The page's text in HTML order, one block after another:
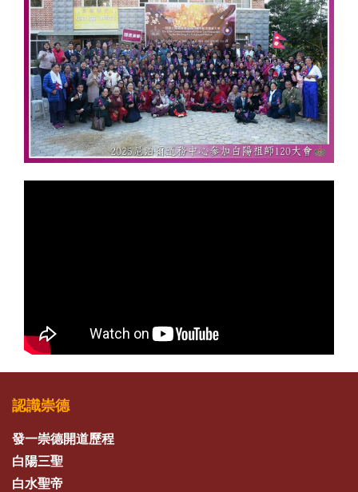
認識崇德
發一崇德開道歷程
白陽三聖
白水聖帝